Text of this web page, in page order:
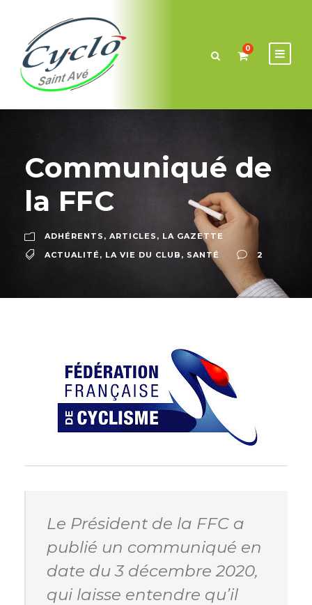
0
Communiqué de
la FFC
ADHÉRENTS , ARTICLES , LA GAZETTE
ACTUALITÉ , LA VIE DU CLUB , SANTÉ 2
Le Président de la FFC a
publié un communiqué en
date du 3 décembre 2020,
qui laisse entendre qu’il